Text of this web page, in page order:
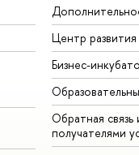
Центр развития
Бизнес-
Обратная
получателями